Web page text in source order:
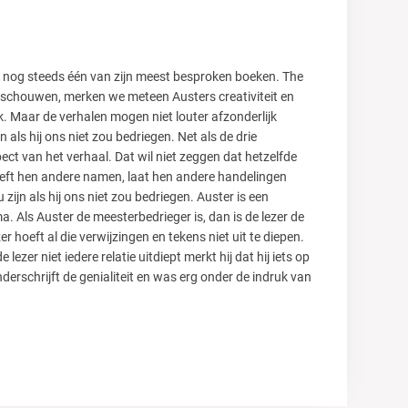
steeds één van zijn meest besproken boeken. The
merken we meteen Austers creativiteit en
Maar de verhalen mogen niet louter afzonderlijk
hij ons niet zou bedriegen. Net als de drie
van het verhaal. Dat wil niet zeggen dat hetzelfde
hen andere namen, laat hen andere handelingen
als hij ons niet zou bedriegen. Auster is een
Als Auster de meesterbedrieger is, dan is de lezer de
hoeft al die verwijzingen en tekens niet uit te diepen.
lezer niet iedere relatie uitdiept merkt hij dat hij iets op
de genialiteit en was erg onder de indruk van